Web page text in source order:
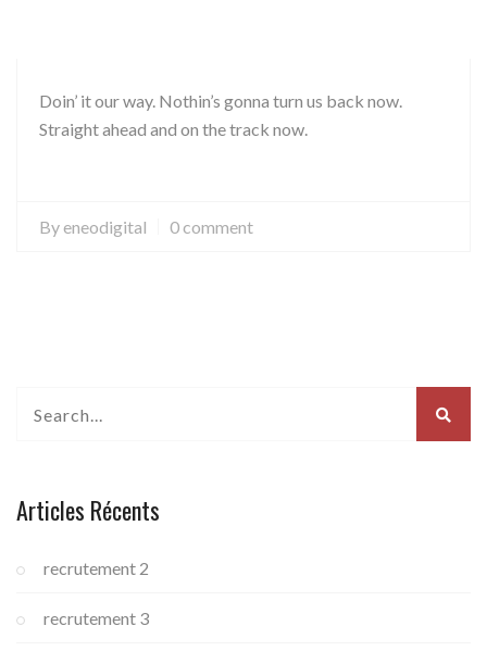
Doin’ it our way. Nothin’s gonna turn us back now.
Straight ahead and on the track now.
By eneodigital 0 comment
Articles Récents
recrutement 2
recrutement 3